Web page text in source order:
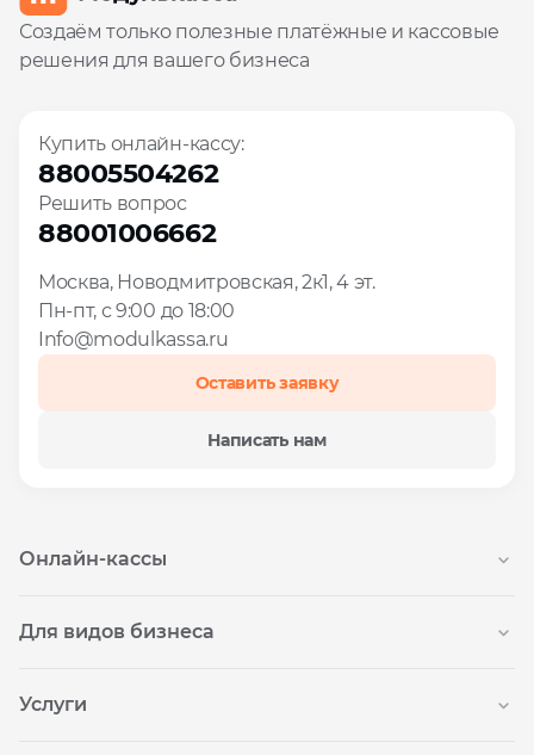
Создаём только полезные платёжные и кассовые
решения для вашего бизнеса
Купить онлайн-кассу:
88005504262
Решить вопрос
88001006662
Москва, Новодмитровская, 2к1, 4 эт.
Пн-пт, с 9:00 до 18:00
Info@modulkassa.ru
Оставить заявку
Написать нам
Онлайн-кассы
Онлайн-касса MSPOS‑New‑Ф
Для видов бизнеса
Услуги